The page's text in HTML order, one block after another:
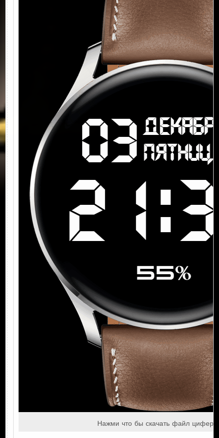
Нажми что бы скачать файл